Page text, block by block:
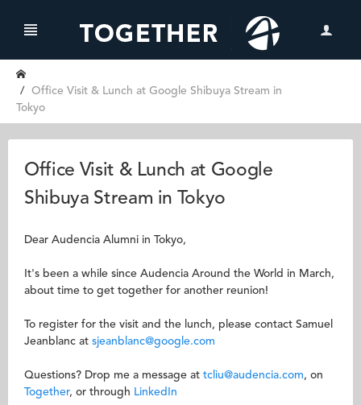
Office Visit & Lunch at Google Shibuya Stream in
Tokyo
Office Visit & Lunch at Google
Shibuya Stream in Tokyo
Dear Audencia Alumni in Tokyo,
It's been a while since Audencia Around the World in March,
about time to get together for another reunion!
To register for the visit and the lunch, please contact Samuel
Jeanblanc at sjeanblanc@google.com
Questions? Drop me a message at tcliu@audencia.com, on
Together, or through LinkedIn